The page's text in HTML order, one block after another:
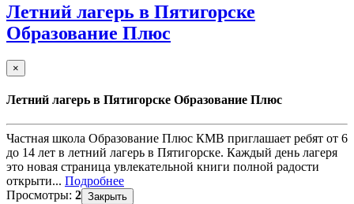
Летний лагерь в Пятигорске
Образование Плюс
×
Летний лагерь в Пятигорске Образование Плюс
Частная школа Образование Плюс КМВ приглашает ребят от 6
до 14 лет в летний лагерь в Пятигорске. Каждый день лагеря
это новая страница увлекательной книги полной радости
открыти... Подробнее
Просмотры: 2 Закрыть